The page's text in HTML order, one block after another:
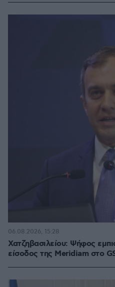
Χατζηβασιλείου: Ψήφος
είσοδος της Meridiam στο
06.08.2026, 15:28